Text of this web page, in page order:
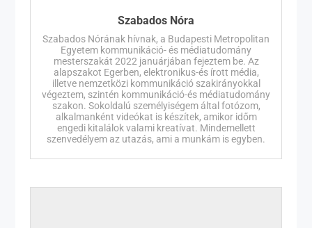
Szabados Nóra
Szabados Nórának hívnak, a Budapesti Metropolitan
Egyetem kommunikáció- és médiatudomány
mesterszakát 2022 januárjában fejeztem be. Az
alapszakot Egerben, elektronikus-és írott média,
illetve nemzetközi kommunikáció szakirányokkal
végeztem, szintén kommunikáció-és médiatudomány
szakon. Sokoldalú személyiségem által fotózom,
alkalmanként videókat is készítek, amikor időm
engedi kitalálok valami kreatívat. Mindemellett
szenvedélyem az utazás, ami a munkám is egyben.